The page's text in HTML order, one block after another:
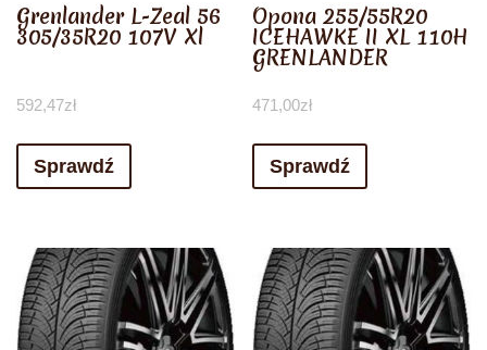
Grenlander L-Zeal 56
305/35R20 107V Xl
592,47zł
Sprawdź
Opona 255/55R20
ICEHAWKE II XL 110H
GRENLANDER
471,00zł
Sprawdź